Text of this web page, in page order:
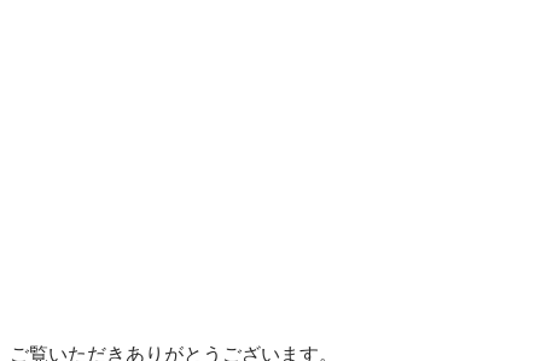
ご覧いただきありがとうございます。